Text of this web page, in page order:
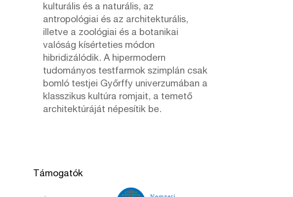
kulturális és a naturális, az
antropológiai és az architekturális,
illetve a zoológiai és a botanikai
valóság kísérteties módon
hibridizálódik. A hipermodern
tudományos testfarmok szimplán csak
bomló testjei Győrffy univerzumában a
klasszikus kultúra romjait, a temető
architektúráját népesítik be.
Támogatók